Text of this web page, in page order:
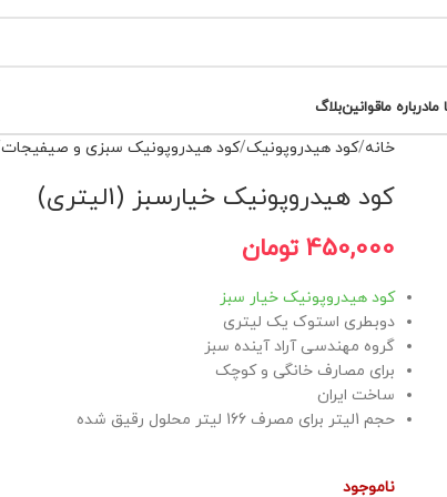
مادرباره ماقوانینبلاگ
خانه کود هیدروپونیک کود هیدروپونیک سبزی و صیفیجات
کود هیدروپونیک خیارسبز (1لیتری)
450,000 تومان
کود هیدروپونیک خیار سبز
دوبطری استوک یک لیتری
گروه مهندسی آراد آینده سبز
برای مصارف خانگی و کوچک
ساخت ایران
حجم 1لیتر برای مصرف 166 لیتر محلول رقیق شده
ناموجود